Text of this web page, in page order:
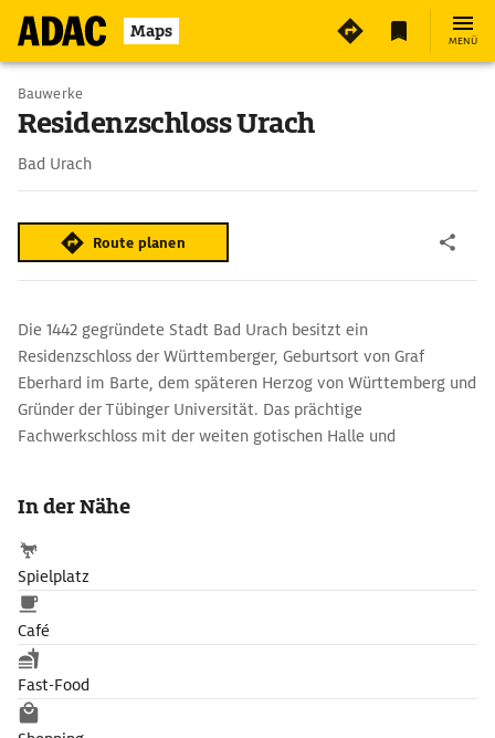
Maps MENÜ
Bauwerke
Residenzschloss Urach
Bad Urach
Route planen
Die 1442 gegründete Stadt Bad Urach besitzt ein
Residenzschloss der Württemberger, Geburtsort von Graf
Eberhard im Barte, dem späteren Herzog von Württemberg und
Gründer der Tübinger Universität. Das prächtige
Fachwerkschloss mit der weiten gotischen Halle und
einem der schönsten Festräume der Renaissance, liegt direkt in
Bad Urachs historischem Zentrum.
In der Nähe
Spielplatz
Café
Fast-Food